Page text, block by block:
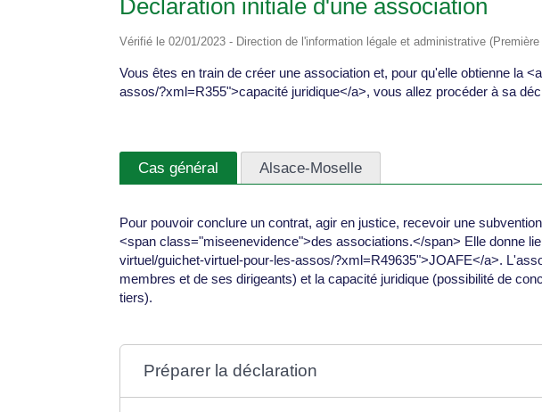
Déclaration initiale d'une association
Vérifié le 02/01/2023 - Direction de l'information légale et administrative
Vous êtes en train de créer une association et, pour qu'elle obtienne la
assos/?xml=R355">capacité juridique</a>, vous allez procéder à sa
Cas général Alsace-Moselle
Pour pouvoir conclure un contrat, agir en justice, recevoir une
<span class="miseenevidence">des associations.</span> Elle donne
virtuel/guichet-virtuel-pour-les-assos/?xml=R49635">JOAFE</a>.
membres et de ses dirigeants) et la capacité juridique (possibilité de
tiers).
Préparer la déclaration